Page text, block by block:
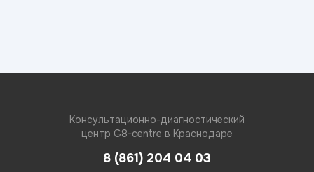
Консультационно-диагностический
центр G8-centre в Краснодаре
8 (861) 204 04 03